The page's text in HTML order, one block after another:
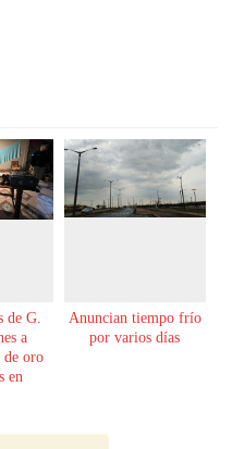
de G.
a
de oro
en
Anuncian tiempo frío
por varios días